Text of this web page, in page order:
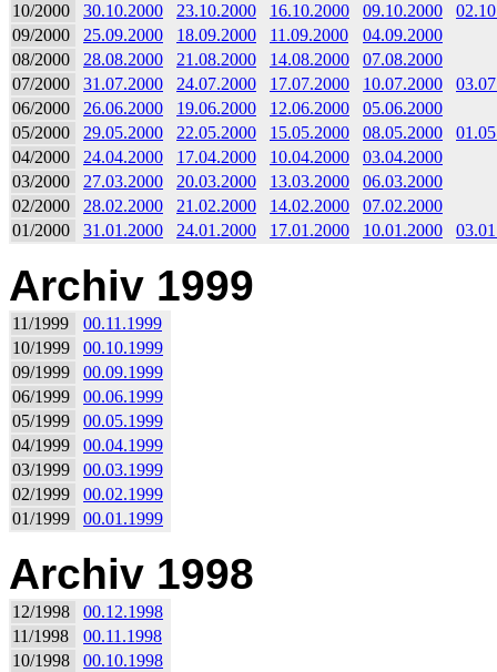
10/2000
30.10.2000 23.10.2000 16.10.2000 09.10.2000
09/2000
25.09.2000 18.09.2000 11.09.2000
04.09.2000
08/2000
28.08.2000 21.08.2000 14.08.2000
07.08.2000
07/2000
31.07.2000 24.07.2000 17.07.2000 10.07.2000
06/2000
26.06.2000 19.06.2000 12.06.2000
05.06.2000
05/2000
29.05.2000 22.05.2000 15.05.2000 08.05.2000
04/2000
24.04.2000 17.04.2000 10.04.2000
03.04.2000
03/2000
27.03.2000 20.03.2000 13.03.2000
06.03.2000
02/2000
28.02.2000 21.02.2000 14.02.2000
07.02.2000
01/2000
31.01.2000 24.01.2000 17.01.2000 10.01.2000
Archiv 1999
11/1999
00.11.1999
10/1999
00.10.1999
09/1999
00.09.1999
06/1999
00.06.1999
05/1999
00.05.1999
04/1999
00.04.1999
03/1999
00.03.1999
02/1999
00.02.1999
01/1999
00.01.1999
Archiv 1998
12/1998
00.12.1998
11/1998
00.11.1998
10/1998
00.10.1998